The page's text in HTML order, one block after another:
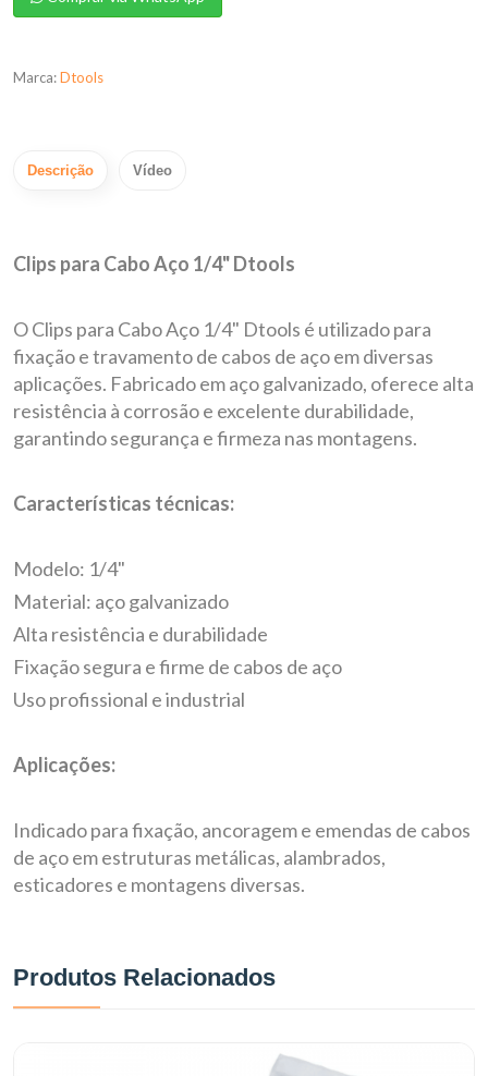
Marca:Dtools
Descrição Vídeo
Clips para Cabo Aço 1/4" Dtools
O Clips para Cabo Aço 1/4" Dtools é utilizado para
fixação e travamento de cabos de aço em diversas
aplicações. Fabricado em aço galvanizado, oferece alta
resistência à corrosão e excelente durabilidade,
garantindo segurança e firmeza nas montagens.
Características técnicas:
Modelo: 1/4"
Material: aço galvanizado
Alta resistência e durabilidade
Fixação segura e firme de cabos de aço
Uso profissional e industrial
Aplicações:
Indicado para fixação, ancoragem e emendas de cabos
de aço em estruturas metálicas, alambrados,
esticadores e montagens diversas.
Produtos Relacionados